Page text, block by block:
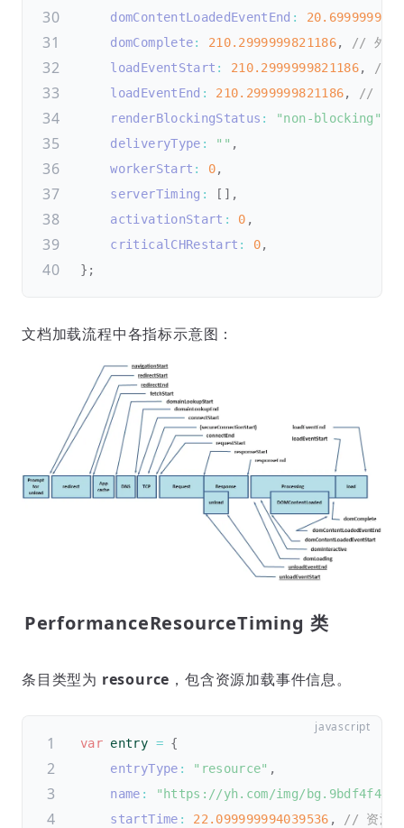
domContentLoadedEventEnd :
domComplete: 210.2999999821186,
// 外部
loadEventStart : 210.2999999821186,
//
loadEventEnd : 210.2999999821186,
//
renderBlockingStatus : "non-blocking"
deliveryType : "" ,
workerStart : 0,
serverTiming : [ ] ,
activationStart : 0 ,
criticalCHRestart : 0,
} ;
文档加载流程中各指标示意图：
PerformanceResourceTiming 类
条目类型为 resource ，包含资源加载事件信息。
var entry = {
entryType : "resource" ,
name :
"https://yh.com/img/
startTime : 22.099999994039536 ,
// 资源加